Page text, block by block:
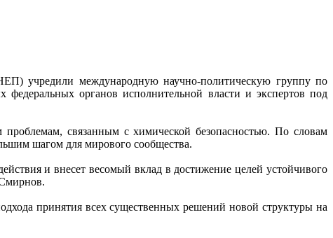
учредили международную научно-политическую группу по
органов исполнительной власти и экспертов под
связанным с химической безопасностью. По словам
шагом для мирового сообщества.
и внесет весомый вклад в достижение целей устойчивого
принятия всех существенных решений новой структуры на